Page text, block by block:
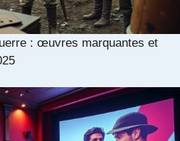
: œuvres marquantes et